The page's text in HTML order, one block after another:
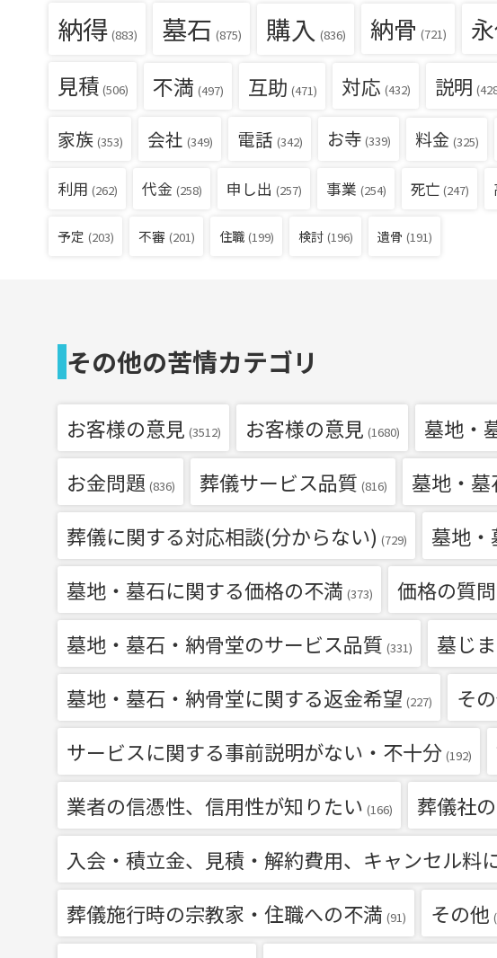
納得 (883) 墓石 (875) 購入 (836) 納骨 (721)
見積 (506) 不満 (497) 互助 (471) 対応 (432) 説明
家族 (353) 会社 (349) 電話 (342) お寺 (339) 料金 (325)
利用 (262) 代金 (258) 申し出 (257) 事業 (254) 死亡 (247)
予定 (203) 不審 (201) 住職 (199) 検討 (196) 遺骨 (191)
その他の苦情カテゴリ
お客様の意見 (3512) お客様の意見 (1680) 墓地・
お金問題 (836) 葬儀サービス品質 (816) 墓地・
葬儀に関する対応相談(分からない) (729) 墓地
墓地・墓石に関する価格の不満 (373) 価格の質
墓地・墓石・納骨堂のサービス品質 (331) 墓じ
墓地・墓石・納骨堂に関する返金希望 (227) そ
サービスに関する事前説明がない・不十分 (192)
業者の信憑性、信用性が知りたい (166) 葬儀社
入会・積立金、見積・解約費用、キャンセル料
葬儀施行時の宗教家・住職への不満 (91) その他